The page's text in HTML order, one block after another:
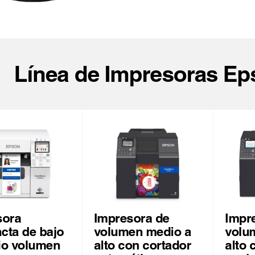
Línea de Impresoras
de bajo
volumen
Impresora de
volumen medio a
alto con cortador
alto